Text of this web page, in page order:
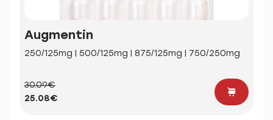
Augmentin
250/125mg | 500/125mg | 875/125mg | 750/250mg
30.09€
25.08€